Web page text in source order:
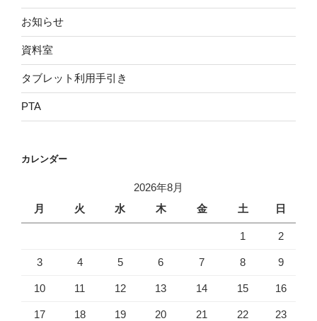
お知らせ
資料室
タブレット利用手引き
PTA
カレンダー
2026年8月
月
火 水 木 金 土 日
1 2
3 4 5 6 7 8 9
10 11 12 13 14 15 16
17 18 19 20 21 22 23